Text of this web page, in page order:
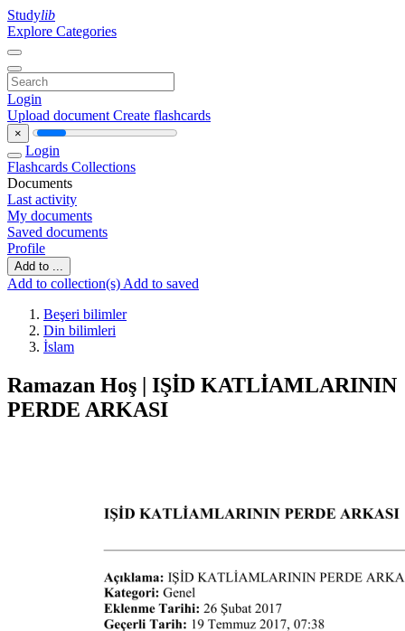
Studylib
Explore Categories
Login
Upload document Create flashcards
×
Login
Flashcards Collections
Documents
Last activity
My documents
Saved documents
Profile
Add to ...
Add to collection(s) Add to saved
Beşeri bilimler
Din bilimleri
İslam
Ramazan Hoş | IŞİD KATLİAMLARININ
PERDE ARKASI